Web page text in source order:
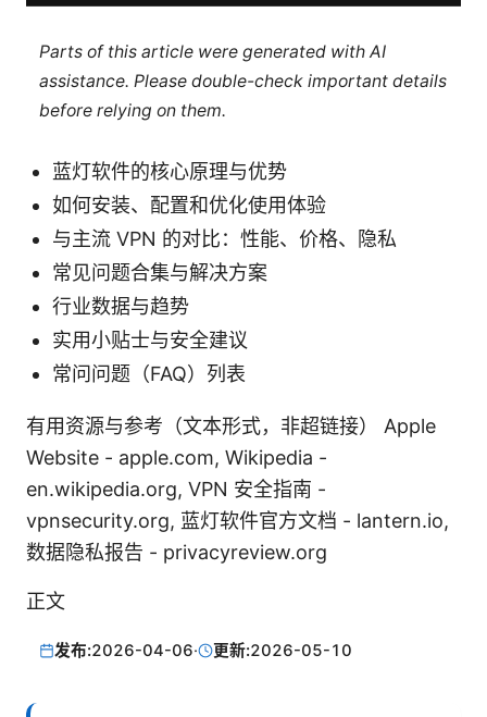
Parts of this article were generated with AI
assistance. Please double-check important details
before relying on them.
蓝灯软件的核心原理与优势
如何安装、配置和优化使用体验
与主流 VPN 的对比：性能、价格、隐私
常见问题合集与解决方案
行业数据与趋势
实用小贴士与安全建议
常问问题（FAQ）列表
有用资源与参考（文本形式，非超链接） Apple
Website - apple.com, Wikipedia -
en.wikipedia.org, VPN 安全指南 -
vpnsecurity.org, 蓝灯软件官方文档 - lantern.io,
数据隐私报告 - privacyreview.org
正文
发布:2026-04-06· 更新:2026-05-10